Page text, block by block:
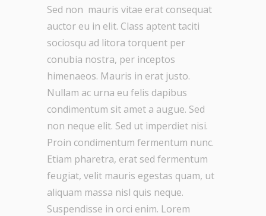
Sed non mauris vitae erat consequat
auctor eu in elit. Class aptent taciti
sociosqu ad litora torquent per
conubia nostra, per inceptos
himenaeos. Mauris in erat justo.
Nullam ac urna eu felis dapibus
condimentum sit amet a augue. Sed
non neque elit. Sed ut imperdiet nisi.
Proin condimentum fermentum nunc.
Etiam pharetra, erat sed fermentum
feugiat, velit mauris egestas quam, ut
aliquam massa nisl quis neque.
Suspendisse in orci enim. Lorem